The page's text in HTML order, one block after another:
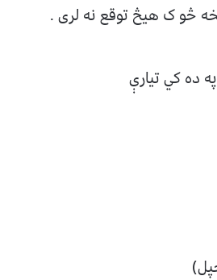
څو ک هیڅ توقع نه لری .
ده کي تیارې